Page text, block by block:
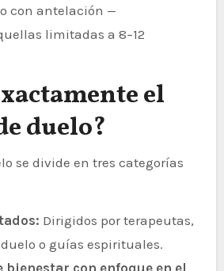
con antelación —
limitadas a 8–12
el
duelo?
se divide en tres categorías
Dirigidos por terapeutas,
o guías espirituales.
bienestar con enfoque en el